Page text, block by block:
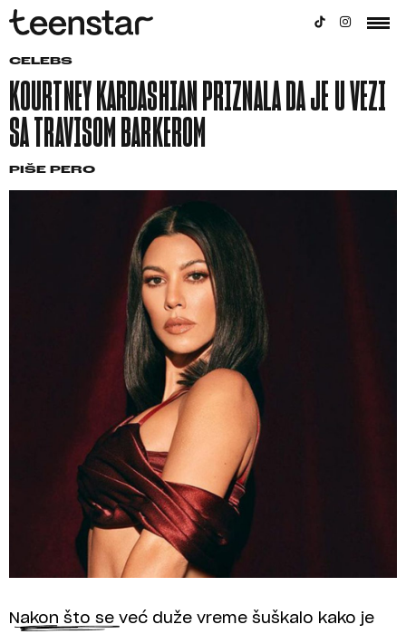
CELEBS
KOURTNEY KARDASHIAN PRIZNALA DA JE U VEZI
SA TRAVISOM BARKEROM
PIŠE PERO
Nakon što se već duže vreme šuškalo kako je